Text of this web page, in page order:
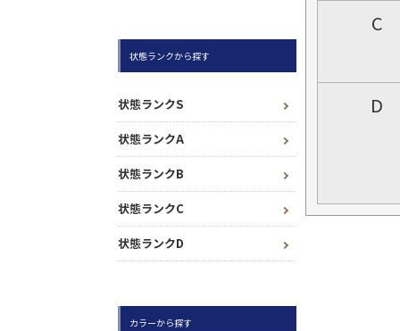
状態ランクから探す
状態ランクS
状態ランクA
状態ランクB
状態ランクC
状態ランクD
カラーから探す
C
D